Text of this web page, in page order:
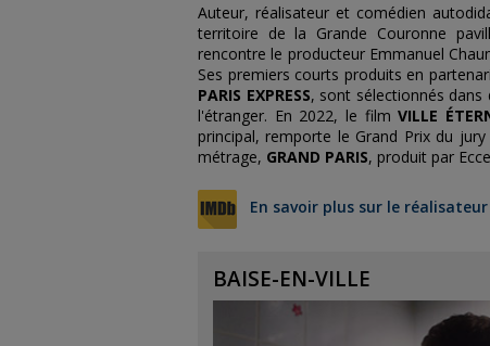
Auteur, réalisateur et comédien
territoire de la Grande Couronne
rencontre le producteur Emmanuel
Ses premiers courts produits en
PARIS EXPRESS, sont sélectionnés
l'étranger. En 2022, le filmVILLE
principal, remporte le Grand Prix du
métrage, GRAND PARIS, produit par
En savoir plus sur le réalisateur
BAISE-EN-VILLE